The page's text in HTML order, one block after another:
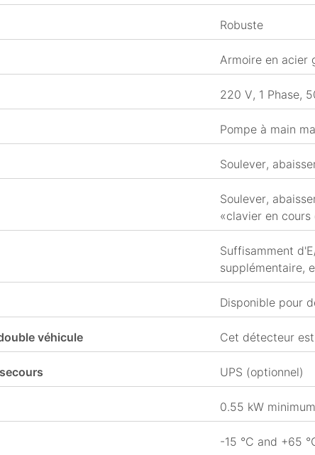
Robuste
Armoire en acier
220 V, 1 Phase,
Pompe à main
Soulever,
Soulever,
«clavier en
Suffisamment
supplémentaire,
Disponible pour
véhicule Cet détecteur
UPS (optionnel)
0.55 kW minimum
-15 °C and +65